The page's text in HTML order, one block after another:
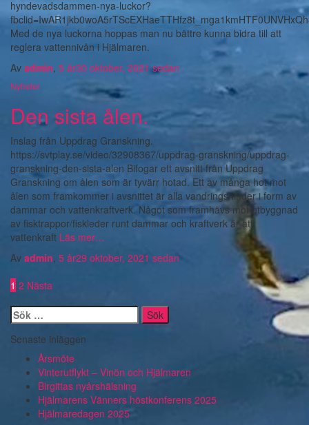
hyndevadsdammen-nya-luckor?
Med de nya luckorna hoppas man nu bättre kunna bidra till att
reglera vattennivån i Hjälmaren.
Av admin, 5 år30 oktober, 2021 sedan
Nyheter
Den sista ålen.
Inslag från Uppdrag Granskning.
https://svtplay.se/video/32908367/uppdrag-granskning/uppdrag-
granskning-den-sista-alen Bifogar ett avsnitt från Uppdrag
Granskning om ålen som är tyvärr hotad. Ett av många hot mot
ålen som framkommer i avsnittet är alla vandringshinder i form av
dammar och vattenkraftverk. Något som framhävs mot utbyggnad
av fisktrappor/fiskleder runt dammar och kraftverk är att
vattenkraft Läs mer…
Av admin, 5 år29 oktober, 2021 sedan
Sidnumrering
för
inlägg
1 2 Nästa
Sök
efter:
Senaste inläggen
Årsmöte
Vinterutflykt – Vinön och Hjälmaren
Birgittas nyårshälsning
Hjälmarens Vänners höstkonferens 2025
Hjälmaredagen 2025